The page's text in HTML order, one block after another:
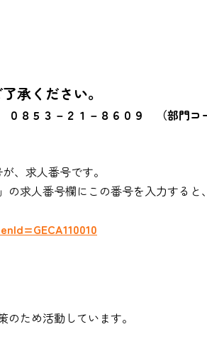
承ください。
８５３－２１－８６０９ （部門
、求人番号です。
求人番号欄にこの番号を入力する
ため活動しています。